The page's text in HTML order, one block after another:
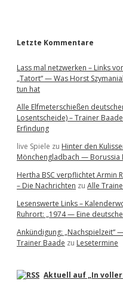
Letzte Kommentare
Lass mal netzwerken – Links
„Tatort“ — Was Horst
tun hat
Alle Elfmeterschießen
Losentscheide) – Trainer Baade
Erfindung
live Spiele zu Hinter den
Mönchengladbach — Borussia
Hertha BSC verpflichtet Armin
– Die Nachrichten zu Alle
Lesenswerte Links –
Ruhrort: „1974 — Eine
Ankündigung: „Nachspielzeit“
Trainer Baade zu Lesetermine
Aktuell auf „In voller